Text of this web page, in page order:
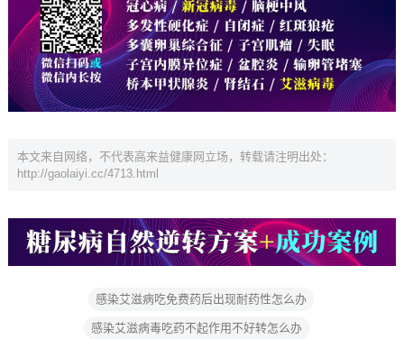
本文来自网络，不代表高来益健康网立场，转载请注明出处：
http://gaolaiyi.cc/4713.html
感染艾滋病吃免费药后出现耐药性怎么办
感染艾滋病毒吃药不起作用不好转怎么办